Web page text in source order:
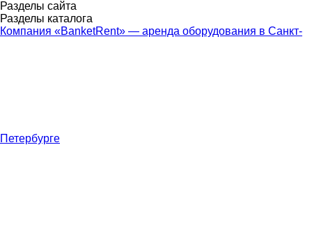
Разделы сайта
Разделы каталога
Компания «BanketRent» — аренда оборудования в Санкт-
Петербурге